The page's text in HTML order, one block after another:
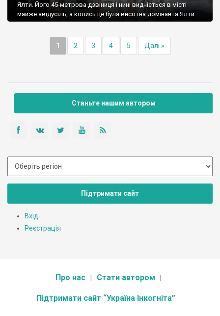
Ялти. Його 45-метрова дзвіниця і нині видніється в місті
майже звідусіль, а колись це була висотна домінанта Ялти.
1 2 3 4 5 Далі »
Станьте нашим автором
Підтримати сайт
Вхід
Реєстрація
Про нас Стати автором
Підтримати сайт “Україна Інкогніта”